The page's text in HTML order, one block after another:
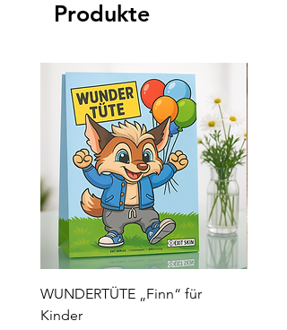
Produkte
WUNDERTÜTE „Finn“ für
Kinder